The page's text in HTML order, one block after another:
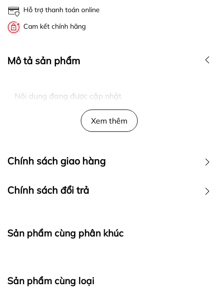
Hỗ trợ thanh toán online
Cam kết chính hãng
Mô tả sản phẩm
Nội dung đang được cập nhật
Xem thêm
Chính sách giao hàng
Chính sách đổi trả
trải nghiệm mua sắm tốt nhất, các sản phẩm của
Sản phẩm cùng phân khúc
Sản phẩm cùng loại